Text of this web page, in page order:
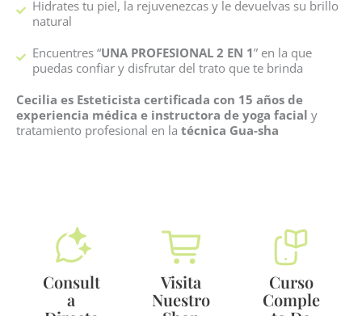
Hidrates tu piel, la rejuvenezcas y le devuelvas su brillo
natural
Encuentres “UNA PROFESIONAL 2 EN 1” en la que
puedas confiar y disfrutar del trato que te brinda
Cecilia es Esteticista certificada con 15 años de
experiencia médica e instructora de yoga facial y
tratamiento profesional en la técnica Gua-sha
Consult
A
Visita
Nuestro
Curso
Comple